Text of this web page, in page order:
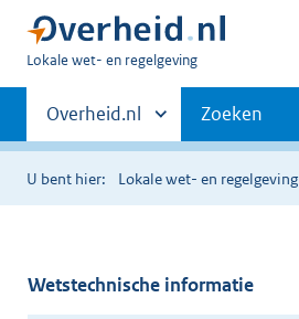
U
hier:
Lokale wet- en regelgeving
Primaire
navigatie
Andere
sites
binnen
Overheid.nl Zoeken
U bent hier: Lokale wet- en regelgeving
Wetstechnische informatie